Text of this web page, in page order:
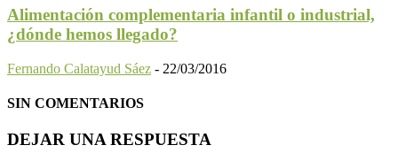
Alimentación complementaria infantil o industrial,
¿dónde hemos llegado?
Fernando Calatayud Sáez - 22/03/2016
SIN COMENTARIOS
DEJAR UNA RESPUESTA